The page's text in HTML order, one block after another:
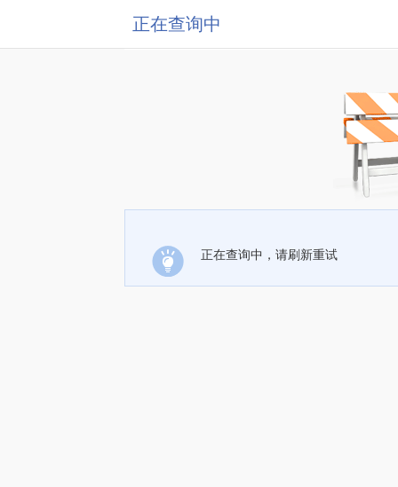
正在查询中
正在查询中，请刷新重试